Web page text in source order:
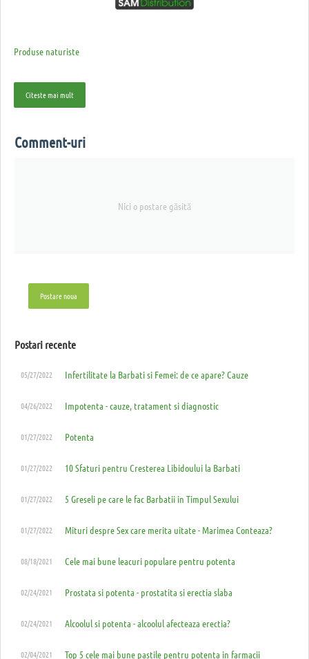
Produse naturiste
Citeste mai mult
Comment-uri
Nici o postare găsită
Postare noua
Postari recente
05/27/2022 Infertilitate la Barbati si Femei: de ce apare? Cauze
04/26/2022 Impotenta - cauze, tratament si diagnostic
01/27/2022 Potenta
01/27/2022 10 Sfaturi pentru Cresterea Libidoului la Barbati
01/27/2022 5 Greseli pe care le fac Barbatii in Timpul Sexului
01/27/2022 Mituri despre Sex care merita uitate - Marimea Conteaza?
08/18/2021 Cele mai bune leacuri populare pentru potenta
02/24/2021 Prostata si potenta - prostatita si erectia slaba
02/24/2021 Alcoolul si potenta - alcoolul afecteaza erectia?
02/04/2021 Top 5 cele mai bune pastile pentru potenta in farmacii